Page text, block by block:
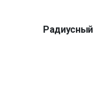
Радиусный